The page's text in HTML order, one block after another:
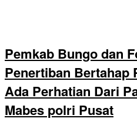
Pemkab Bungo dan
Penertiban Bertahap
Ada Perhatian Dari
Mabes polri Pusat